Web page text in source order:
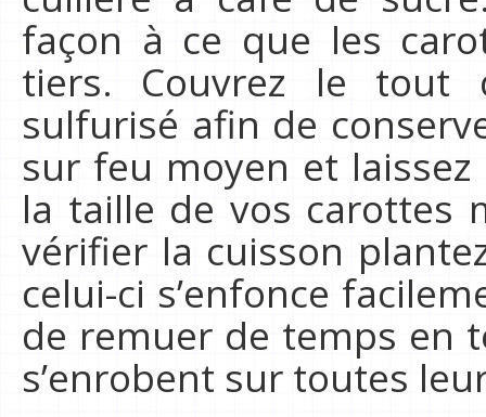
façon à ce que les
tiers. Couvrez le tout
sulfurisé afin de
sur feu moyen et
la taille de vos carottes
vérifier la cuisson
celui-ci s’enfonce
de remuer de temps en
s’enrobent sur toutes